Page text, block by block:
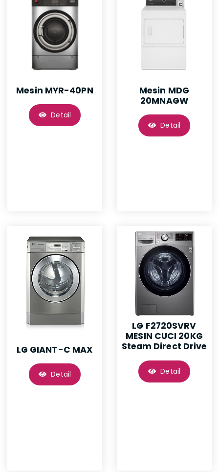
Mesin MYR-40PN
Detail
Mesin MDG
20MNAGW
Detail
LG GIANT-C MAX
Detail
LG F2720SVRV
MESIN CUCI 20KG
Steam Direct Drive
Detail